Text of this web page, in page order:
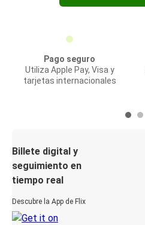
Pago seguro
Utiliza Apple Pay, Visa y
tarjetas internacionales
Billete digital y
seguimiento en
tiempo real
Descubre la App de Flix